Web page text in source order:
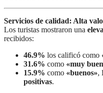
Servicios de calidad: Alta
Los turistas mostraron una
recibidos:
46.9% los calificó como
31.6% como «muy
15.9% como «buenos»,
positivas.